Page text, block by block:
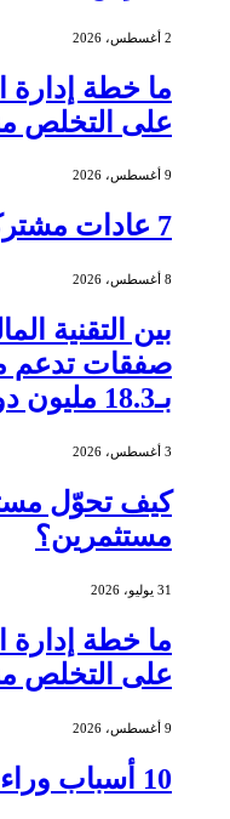
2 أغسطس، 2026
ما خطة
على التخلص
9 أغسطس، 2026
7 عادات مشتركة بين الأثرياء
8 أغسطس، 2026
صفقات تدعم
بـ18.3 مليون دولار
3 أغسطس، 2026
كيف تحوّل
مستثمرين؟
31 يوليو، 2026
ما خطة
على التخلص
9 أغسطس، 2026
10 أسباب وراء عدم شراء الناس منك